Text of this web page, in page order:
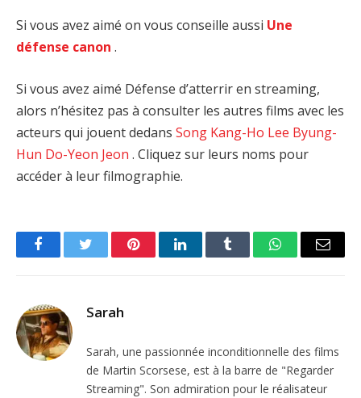
Si vous avez aimé on vous conseille aussi Une
défense canon .
Si vous avez aimé Défense d’atterrir en streaming,
alors n’hésitez pas à consulter les autres films avec les
acteurs qui jouent dedans Song Kang-Ho Lee Byung-
Hun Do-Yeon Jeon . Cliquez sur leurs noms pour
accéder à leur filmographie.
FacebookTwitter PinterestLinkedInTumblr WhatsAppEmail
Sarah
Sarah, une passionnée inconditionnelle des films
de Martin Scorsese, est à la barre de "Regarder
Streaming". Son admiration pour le réalisateur